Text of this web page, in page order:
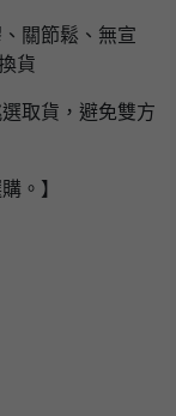
關節鬆、無宣
貨
取貨，避免雙方
。】